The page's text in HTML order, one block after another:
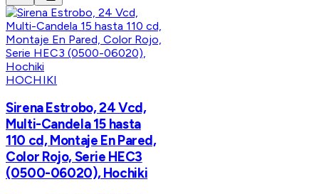
HOCHIKI
Sirena Estrobo, 24 Vcd,
Multi-Candela 15 hasta
110 cd, Montaje En Pared,
Color Rojo, Serie HEC3
(0500-06020), Hochiki